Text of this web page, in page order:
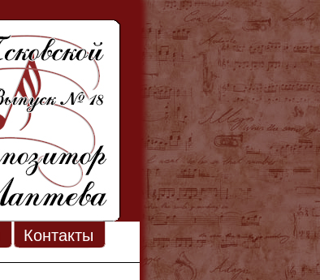
Контакты